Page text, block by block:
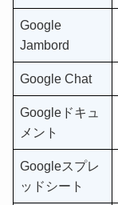
Google
Jambord
Google Chat
Googleドキュ
メント
Googleスプレ
ッドシート